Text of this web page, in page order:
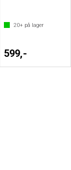
20+ på lager
599,-